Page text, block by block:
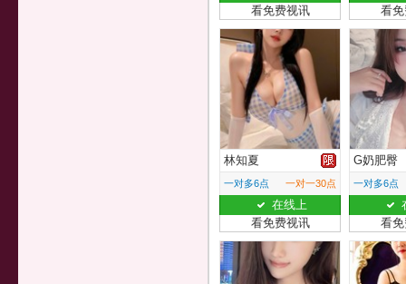
看免费视讯
看
林知夏
一对多6点 一对一30点
在线上
看免费视讯
G奶肥臀
一对多6点
看